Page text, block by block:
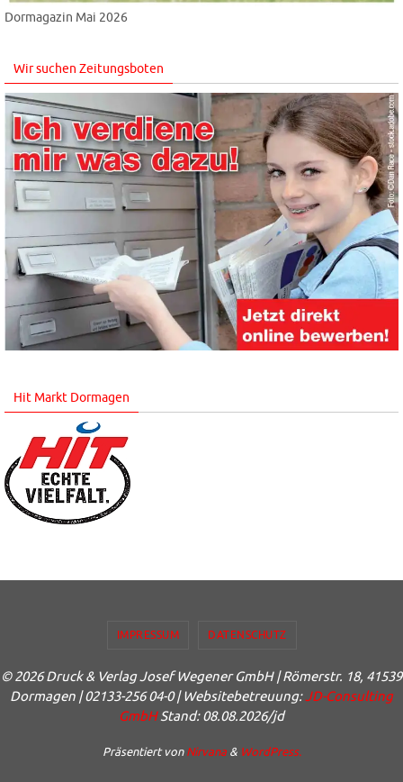
Dormagazin Mai 2026
Wir suchen Zeitungsboten
Hit Markt Dormagen
IMPRESSUM DATENSCHUTZ
© 2026 Druck & Verlag Josef Wegener GmbH | Römerstr. 18, 41539
Dormagen | 02133-256 04-0 | Websitebetreuung:JD-Consulting
GmbHStand: 08.08.2026/jd
Präsentiert vonNirvana& WordPress.